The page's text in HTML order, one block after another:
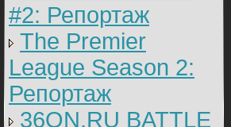
#2: Репортаж
The Premier
League Season 2:
Репортаж
36ON.RU BATTLE